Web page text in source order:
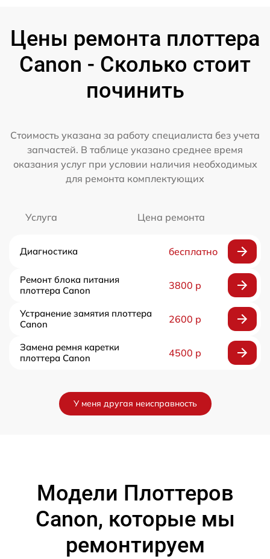
Цены ремонта плоттера
Canon - Сколько стоит
починить
Стоимость указана за работу специалиста без учета
запчастей. В таблице указано среднее время
оказания услуг при условии наличия необходимых
для ремонта комплектующих
Услуга Цена ремонта
Диагностика бесплатно
Ремонт блока питания
плоттера Canon
3800 р
Устранение замятия плоттера
Canon
2600 р
Замена ремня каретки
плоттера Canon
4500 р
У меня другая неисправность
Модели Плоттеров
Canon, которые мы
ремонтируем